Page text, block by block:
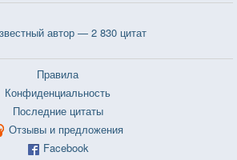
автор — 2 830 цитат
Правила
Конфиденциальность
Последние цитаты
Отзывы и предложения
Facebook